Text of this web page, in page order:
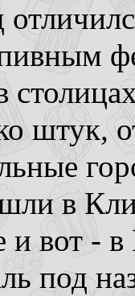
штук,
в
и вот -
под